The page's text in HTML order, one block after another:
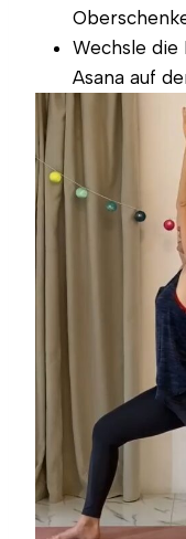
Wechsle die
Asana auf